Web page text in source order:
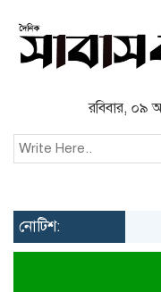
রবিবার, ০৯
নোটিশ: